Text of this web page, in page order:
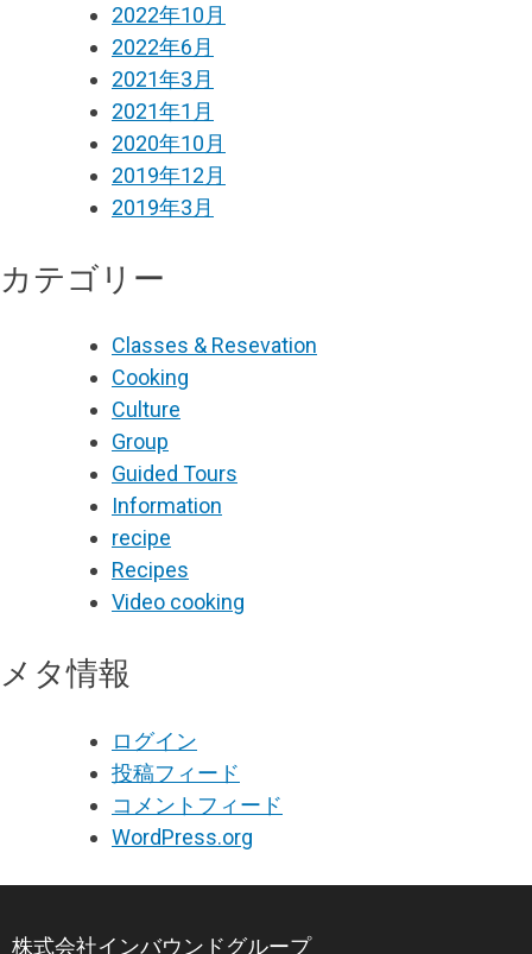
2022年10月
2022年6月
2021年3月
2021年1月
2020年10月
2019年12月
2019年3月
カテゴリー
Classes & Resevation
Cooking
Culture
Group
Guided Tours
Information
recipe
Recipes
Video cooking
メタ情報
ログイン
投稿フィード
コメントフィード
WordPress.org
株式会社インバウンドグループ